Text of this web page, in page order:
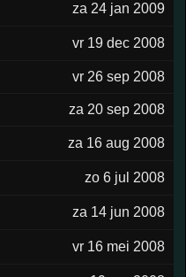
za 24 jan 2009
vr 19 dec 2008
vr 26 sep 2008
za 20 sep 2008
za 16 aug 2008
zo 6 jul 2008
za 14 jun 2008
vr 16 mei 2008